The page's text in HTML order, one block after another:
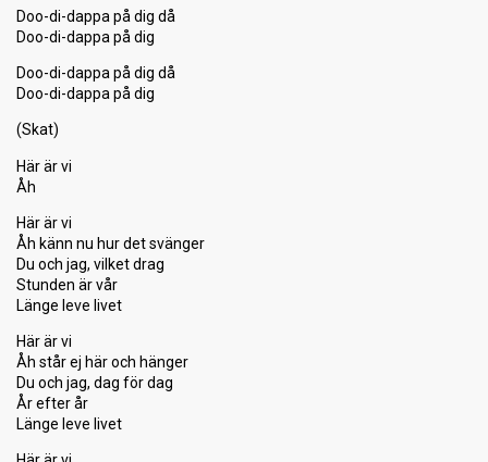
Doo-di-dappa på dig då
Doo-di-dappa på dig
Doo-di-dappa på dig då
Doo-di-dappa på dig
(Skat)
Här är vi
Åh
Här är vi
Åh känn nu hur det svänger
Du och jag, vilket drag
Stunden är vår
Länge leve livet
Här är vi
Åh står ej här och hänger
Du och jag, dag för dag
År efter år
Länge leve livet